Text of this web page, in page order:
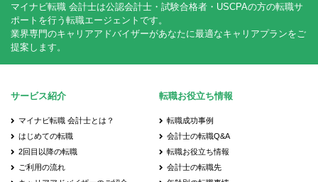
マイナビ転職 会計士は公認会計士・試験合格者・USCPAの方の転職サ
ポートを行う転職エージェントです。
業界専門のキャリアアドバイザーがあなたに最適なキャリアプランをご
提案します。
サービス紹介
マイナビ転職 会計士とは？
はじめての転職
2回目以降の転職
ご利用の流れ
転職お役立ち情報
転職成功事例
会計士の転職Q&A
転職お役立ち情報
会計士の転職先